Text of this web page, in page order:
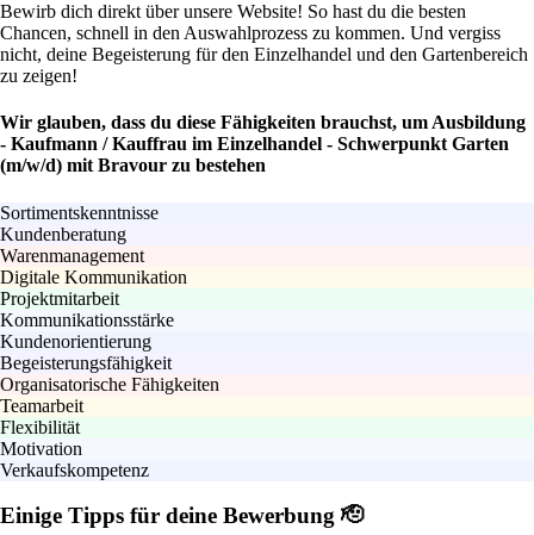
Bewirb dich direkt über unsere Website! So hast du die besten
Chancen, schnell in den Auswahlprozess zu kommen. Und vergiss
nicht, deine Begeisterung für den Einzelhandel und den Gartenbereich
zu zeigen!
Wir glauben, dass du diese Fähigkeiten brauchst, um Ausbildung
- Kaufmann / Kauffrau im Einzelhandel - Schwerpunkt Garten
(m/w/d) mit Bravour zu bestehen
Sortimentskenntnisse
Kundenberatung
Warenmanagement
Digitale Kommunikation
Projektmitarbeit
Kommunikationsstärke
Kundenorientierung
Begeisterungsfähigkeit
Organisatorische Fähigkeiten
Teamarbeit
Flexibilität
Motivation
Verkaufskompetenz
Einige Tipps für deine Bewerbung 🫡